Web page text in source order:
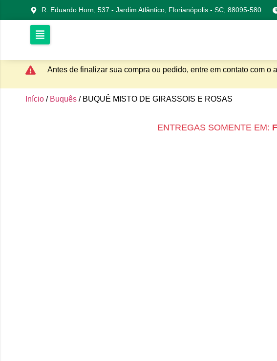
R. Eduardo Horn, 537 - Jardim Atlântico, Florianópolis - SC, 88095-580
Antes de finalizar sua compra ou pedido, entre em contato com
Início / Buquês / BUQUÊ MISTO DE GIRASSOIS E ROSAS
ENTREGAS SOMENTE EM: